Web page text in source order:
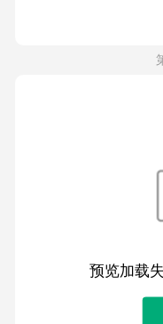
预览加载